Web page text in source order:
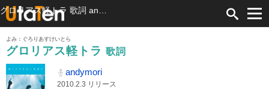
よみ：ぐろりあすけいとら
グロリアス軽トラ 歌詞
andymori
2010.2.3 リリース